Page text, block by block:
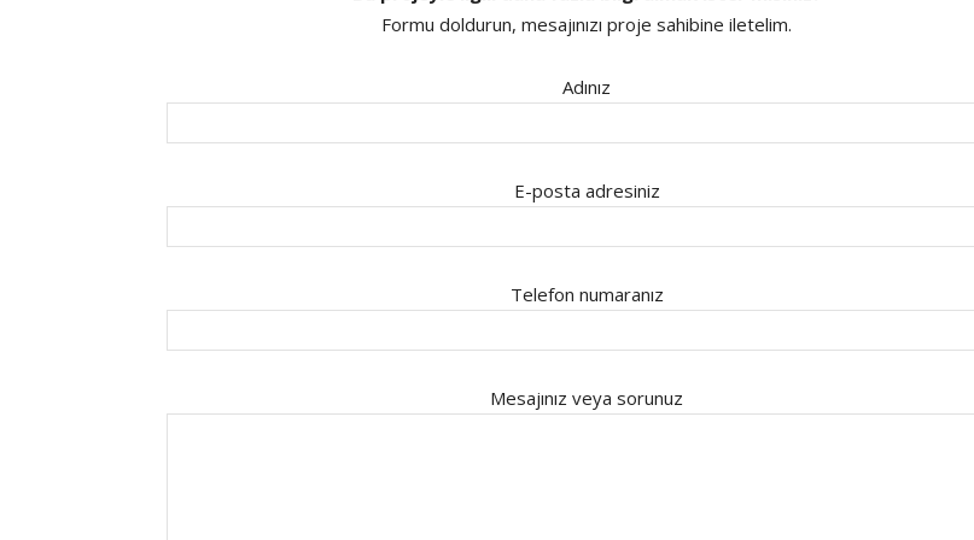
Formu doldurun, mesajınızı proje sahibine iletelim.
Adınız
E-posta adresiniz
Telefon numaranız
Mesajınız veya sorunuz